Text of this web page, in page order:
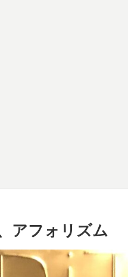
アフォリズム